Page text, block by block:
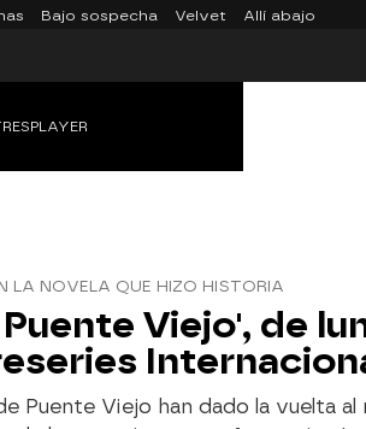
Bajo sospecha Velvet Allí abajo
LA NOVELA QUE HIZO HISTORIA
Viejo', de
Puente Viejo han dado la vuelta al